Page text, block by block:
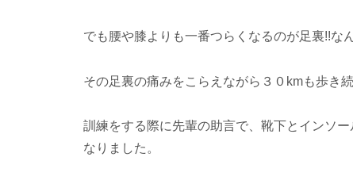
でも腰や膝よりも一番つらくなるのが足裏!!な
その足裏の痛みをこらえながら３０kmも歩き
訓練をする際に先輩の助言で、靴下とインソ
なりました。